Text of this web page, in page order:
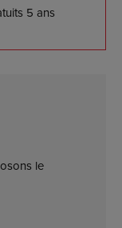
5 ans
le